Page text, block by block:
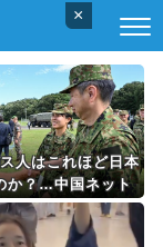
×
人はこれほど日本
か？…中国ネット
鮮を除いて日本が
好き」！